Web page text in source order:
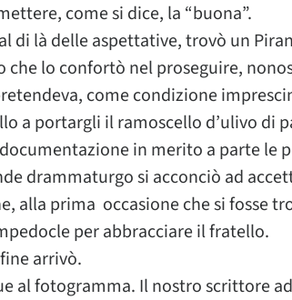
come si dice, la “buona”.
di là delle aspettative, trovò un
che lo confortò nel proseguire,
come condizione
a portargli il ramoscello d’ulivo di
in merito a parte le
drammaturgo si acconciò ad
alla prima occasione che si fosse
per abbracciare il fratello.
arrivò.
al fotogramma. Il nostro scrittore